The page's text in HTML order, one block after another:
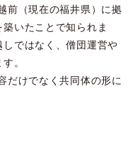
前（現在の福井県）に拠
いたことで知られま
ではなく、僧団運営や
。
だけでなく共同体の形に